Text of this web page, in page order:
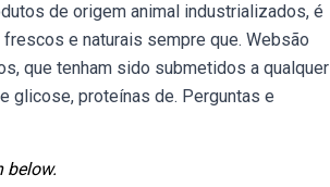
de origem animal industrializados, é
e naturais sempre que. Websão
que tenham sido submetidos a qualquer
glicose, proteínas de. Perguntas e
below.